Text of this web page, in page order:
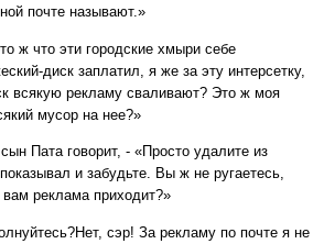
почте называют.»
ж что эти городские хмыри себе
диск заплатил, я же за эту интерсетку,
всякую рекламу сваливают? Это ж моя
мусор на нее?»
Пата говорит, - «Просто удалите из
и забудьте. Вы ж не ругаетесь,
реклама приходит?»
сэр! За рекламу по почте я не